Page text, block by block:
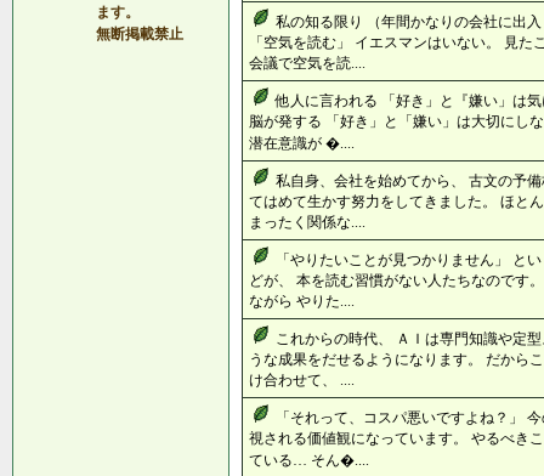
ます。
無断掲載禁止
私の知る限り （年間かなりの会社に出
「空気を読む」 イエスマンはいない。 見
会議で空気を読....
他人に言われる 「好き」と『嫌い」は
脳が発する 「好き」と「嫌い」は大切にし
潜在意識が �....
私自身、会社を始めてから、 古文の予
てはめて生かす努力をしてきました。 ほ
まったく関係な....
「やりたいことが見つかりません」 と
どが、 本を読む習慣がない人たちなのです
ながら やりた....
これからの時代、 ＡＩは専門知識や定
うな成果をだせるようになります。 だから
け合わせて、 ....
「それって、コスパ悪いですよね？」
視される価値観になっています。 やるべき
ている… そん�....